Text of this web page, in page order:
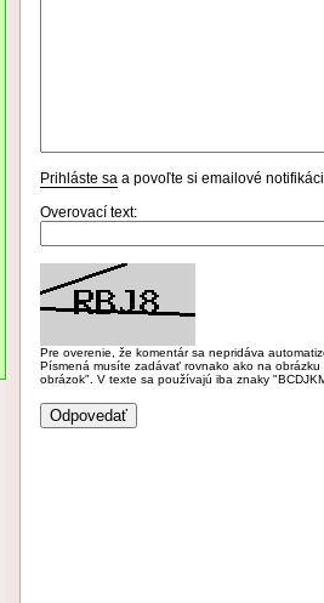
Prihláste sa a povoľte si emailové
Overovací text:
Pre overenie, že komentár sa nepridáva
Písmená musíte zadávať rovnako ako na
obrázok". V texte sa používajú iba znaky